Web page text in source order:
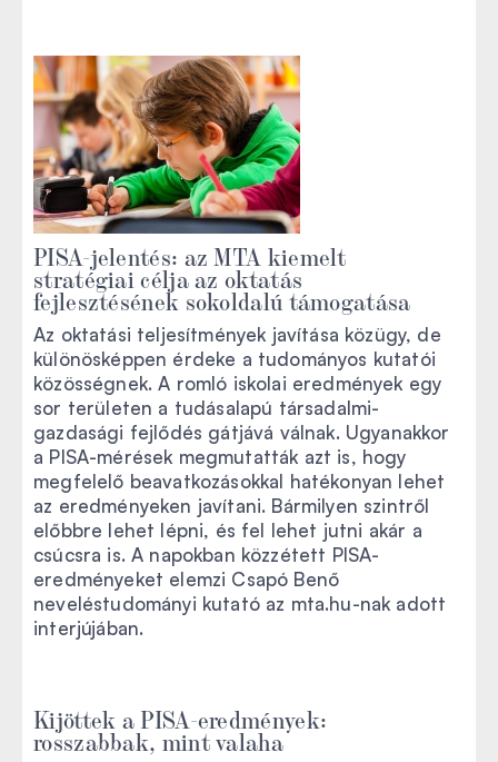
PISA-jelentés: az MTA kiemelt
stratégiai célja az oktatás
fejlesztésének sokoldalú támogatása
Az oktatási teljesítmények javítása közügy, de
különösképpen érdeke a tudományos kutatói
közösségnek. A romló iskolai eredmények egy
sor területen a tudásalapú társadalmi-
gazdasági fejlődés gátjává válnak. Ugyanakkor
a PISA-mérések megmutatták azt is, hogy
megfelelő beavatkozásokkal hatékonyan lehet
az eredményeken javítani. Bármilyen szintről
előbbre lehet lépni, és fel lehet jutni akár a
csúcsra is. A napokban közzétett PISA-
eredményeket elemzi Csapó Benő
neveléstudományi kutató az mta.hu-nak adott
interjújában.
Kijöttek a PISA-eredmények:
rosszabbak, mint valaha